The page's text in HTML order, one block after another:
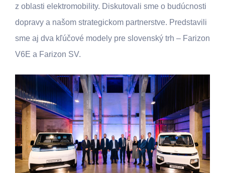
z oblasti elektromobility. Diskutovali sme o budúcnosti
dopravy a našom strategickom partnerstve. Predstavili
sme aj dva kľúčové modely pre slovenský trh – Farizon
V6E a Farizon SV.